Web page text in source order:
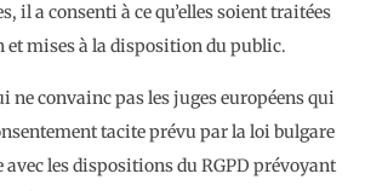
il a consenti à ce qu’elles soient traitées
mises à la disposition du public.
ne convainc pas les juges européens qui
tacite prévu par la loi bulgare
avec les dispositions du RGPD prévoyant